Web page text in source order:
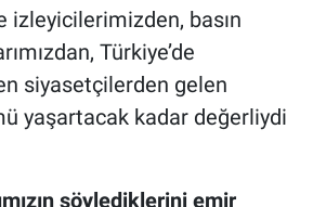
izleyicilerimizden, basın
Türkiye’de
siyasetçilerden gelen
yaşartacak kadar değerliydi
söylediklerini emir